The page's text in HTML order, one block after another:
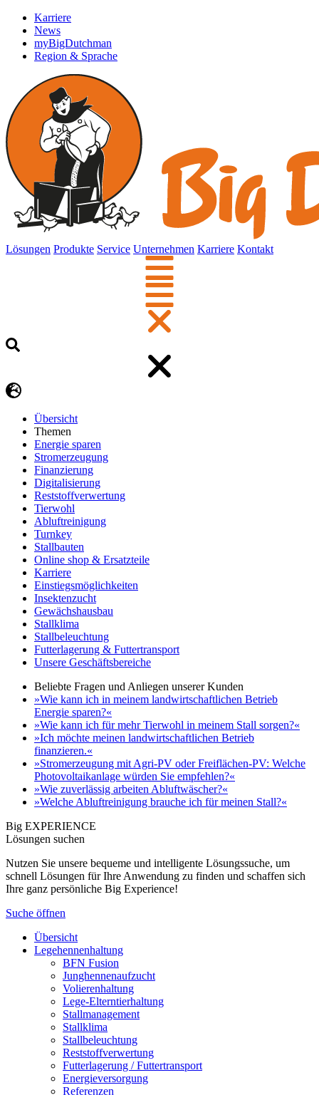
Karriere
News
myBigDutchman
Region & Sprache
Lösungen Produkte Service Unternehmen Karriere Kontakt
Übersicht
Themen
Energie sparen
Stromerzeugung
Finanzierung
Digitalisierung
Reststoffverwertung
Tierwohl
Abluftreinigung
Turnkey
Stallbauten
Online shop & Ersatzteile
Karriere
Einstiegsmöglichkeiten
Insektenzucht
Gewächshausbau
Stallklima
Stallbeleuchtung
Futterlagerung & Futtertransport
Unsere Geschäftsbereiche
Beliebte Fragen und Anliegen unserer Kunden
»Wie kann ich in meinem landwirtschaftlichen Betrieb
Energie sparen?«
»Wie kann ich für mehr Tierwohl in meinem Stall sorgen?«
»Ich möchte meinen landwirtschaftlichen Betrieb
finanzieren.«
»Stromerzeugung mit Agri-PV oder Freiflächen-PV: Welche
Photovoltaikanlage würden Sie empfehlen?«
»Wie zuverlässig arbeiten Abluftwäscher?«
»Welche Abluftreinigung brauche ich für meinen Stall?«
Big EXPERIENCE
Lösungen suchen
Nutzen Sie unsere bequeme und intelligente Lösungssuche, um
schnell Lösungen für Ihre Anwendung zu finden und schaffen sich
Ihre ganz persönliche Big Experience!
Suche öffnen
Übersicht
Legehennenhaltung
BFN Fusion
Junghennenaufzucht
Volierenhaltung
Lege-Elterntierhaltung
Stallmanagement
Stallklima
Stallbeleuchtung
Reststoffverwertung
Futterlagerung / Futtertransport
Energieversorgung
Referenzen